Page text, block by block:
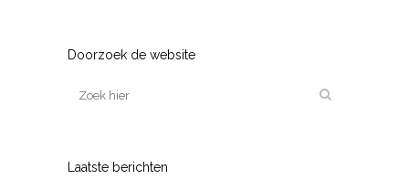
Doorzoek de website
Laatste berichten